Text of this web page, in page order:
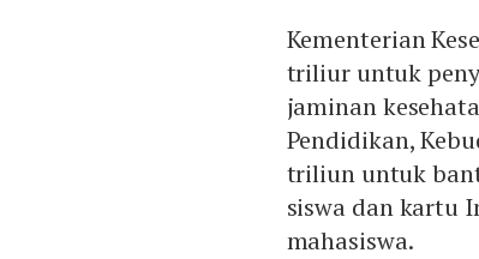
Kementerian
triliur untuk
jaminan
Pendidikan,
triliun untuk
siswa dan kartu
mahasiswa.